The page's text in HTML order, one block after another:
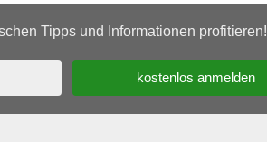
Tipps und Informationen profitieren!